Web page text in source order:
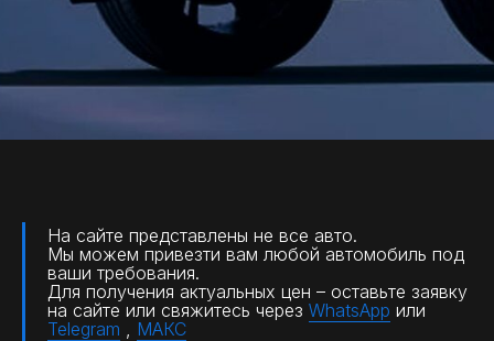
На сайте представлены не все авто.
Мы можем привезти вам любой автомобиль под
ваши требования.
Для получения актуальных цен – оставьте заявку
на сайте или свяжитесь через WhatsApp или
Telegram , МАКС